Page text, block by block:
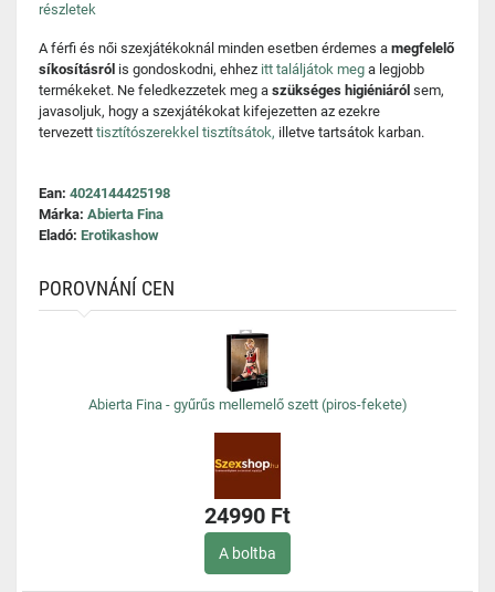
részletek
A férfi és női szexjátékoknál minden esetben érdemes a megfelelő
síkosításról is gondoskodni, ehhez itt találjátok meg a legjobb
termékeket. Ne feledkezzetek meg a szükséges higiéniáról sem,
javasoljuk, hogy a szexjátékokat kifejezetten az ezekre
tervezett tisztítószerekkel tisztítsátok, illetve tartsátok karban.
Ean: 4024144425198
Márka: Abierta Fina
Eladó: Erotikashow
POROVNÁNÍ CEN
Abierta Fina - gyűrűs mellemelő szett (piros-fekete)
24990 Ft
A boltba